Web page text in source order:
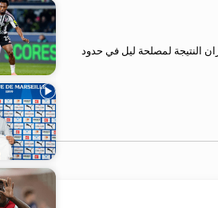
النتيجة لمصلحة ليل في حدود